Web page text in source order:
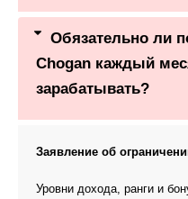
Обязательно ли
Chogan каждый
зарабатывать?
Заявление об
Уровни дохода, ранги и